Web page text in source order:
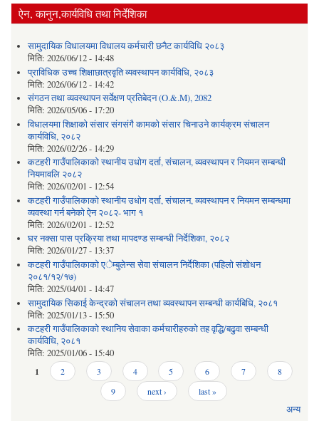
ऐन, कानुन,कार्यविधि तथा निर्देशिका
सामुदायिक विधालयमा विधालय कर्मचारी छनैट कार्यविधि २०८३
मिति: 2026/06/12 - 14:48
प्राविधिक उच्च शिक्षाछात्रवृति व्यवस्थापन कार्यविधि, २०८३
मिति: 2026/06/12 - 14:42
संगठन तथा व्यवस्थापन सर्वेक्षण प्रतिबेदन (O.&.M), 2082
मिति: 2026/05/06 - 17:20
विधालयमा शिक्षाको संसार संगसंगै कामको संसार चिनाउने कार्यक्रम संचालन
कार्यविधि, २०८२
मिति: 2026/02/26 - 14:29
कटहरी गाउँपालिकाको स्थानीय उधोग दर्ता, संचालन, व्यवस्थापन र नियमन सम्बन्धी
नियमावलि २०८२
मिति: 2026/02/01 - 12:54
कटहरी गाउँपालिकाको स्थानीय उधोग दर्ता, संचालन, व्यवस्थापन र नियमन सम्बन्धमा
व्यवस्था गर्न बनेको ऐन २०८२- भाग १
मिति: 2026/02/01 - 12:52
घर नक्सा पास प्रक्रिया तथा मापदण्ड सम्बन्धी निर्देशिका, २०८२
मिति: 2026/01/27 - 13:37
कटहरी गाउँपालिकाको एेम्बुलेन्स सेवा संचालन निर्देशिका (पहिलो संशोधन
२०८१/१२/१७)
मिति: 2025/04/01 - 14:47
सामुदायिक सिकाई केन्द्रको संचालन तथा व्यवस्थापन सम्बन्धी कार्यबिधि, २०८१
मिति: 2025/01/13 - 15:50
कटहरी गाउँपालिकाको स्थानिय सेवाका कर्मचारीहरुको तह वृद्धि/बढुवा सम्बन्धी
कार्यविधि, २०८१
मिति: 2025/01/06 - 15:40
Pages
1 2 3 4 5 6 7
8
9
next › last »
अन्य